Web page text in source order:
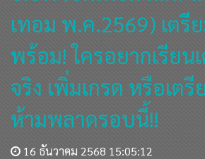
เทอม พ.ค.2569) เตรี
พร้อม! ใครอยากเรียน
จริง เพิ่มเกรด หรือเต
ห้ามพลาดรอบนี้!!
16 ธันวาคม 2568 15:05:12